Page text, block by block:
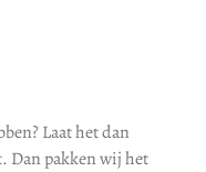
Laat het dan
Dan pakken wij het